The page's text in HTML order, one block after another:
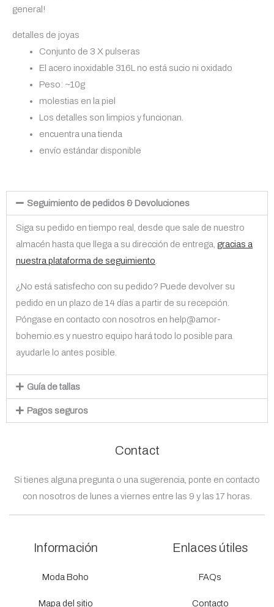
general!
detalles de joyas
Conjunto de 3 X pulseras
El acero inoxidable 316L no está sucio ni oxidado
Peso: ~10g
molestias en la piel
Los detalles son limpios y funcionan.
encuentra una tienda
envío estándar disponible
Seguimiento de pedidos & Devoluciones
Siga su pedido en tiempo real, desde que sale de nuestro
almacén hasta que llega a su dirección de entrega, gracias a
nuestra plataforma de seguimiento
¿No está satisfecho con su pedido? Puede devolver su
pedido en un plazo de 14 días a partir de su recepción.
Póngase en contacto con nosotros en help@amor-
bohemio.es y nuestro equipo hará todo lo posible para
ayudarle lo antes posible.
Guía de tallas
Pagos seguros
Contact
Si tienes alguna pregunta o una sugerencia, ponte en contacto
con nosotros de lunes a viernes entre las 9 y las 17 horas.
Información
Moda Boho
Mapa del sitio
Enlaces útiles
FAQs
Contacto